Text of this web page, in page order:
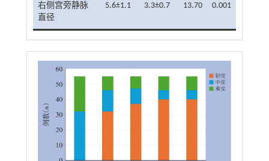
右侧宫旁静脉
直径
5.6±1.1 3.3±0.7 13.70 0.001